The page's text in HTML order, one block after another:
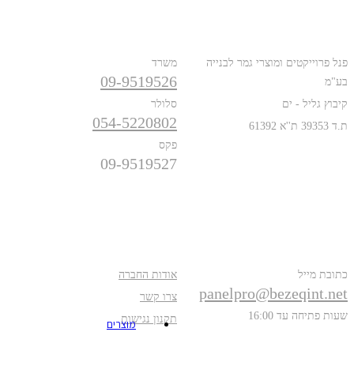
מוצרים
פנל פרוייקטים ומוצרי גמר לבנייה
בע"מ
קיבוץ גליל - ים
ת.ד 39353 ת''א 61392
משרד
09-9519526
סלולר
054-5220802
פקס
09-9519527
כתובת מייל
panelpro@bezeqint.net
שעות פתיחה עד 16:00
אודות החברה
צרו קשר
תקנון נגישות